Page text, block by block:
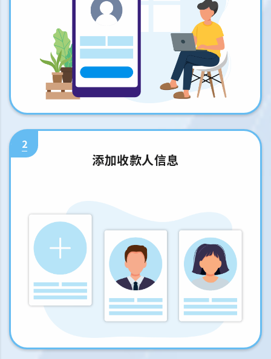
2
添加收款人信息